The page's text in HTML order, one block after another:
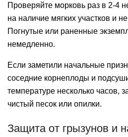
Проверяйте морковь раз в 2-4
на наличие мягких участков и
Погнутые или раненные
немедленно.
Если заметили начальные
соседние корнеплоды и
температуре несколько часов,
чистый песок или опилки.
Защита от грызунов и